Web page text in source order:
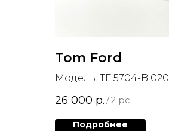
Tom Ford
Модель: TF 5704-B 020
26 000 р. /2 pc
Подробнее